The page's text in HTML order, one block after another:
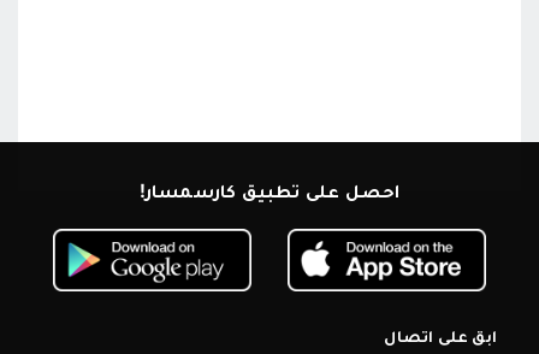
احصل على تطبيق كارسمسار!
ابق على اتصال